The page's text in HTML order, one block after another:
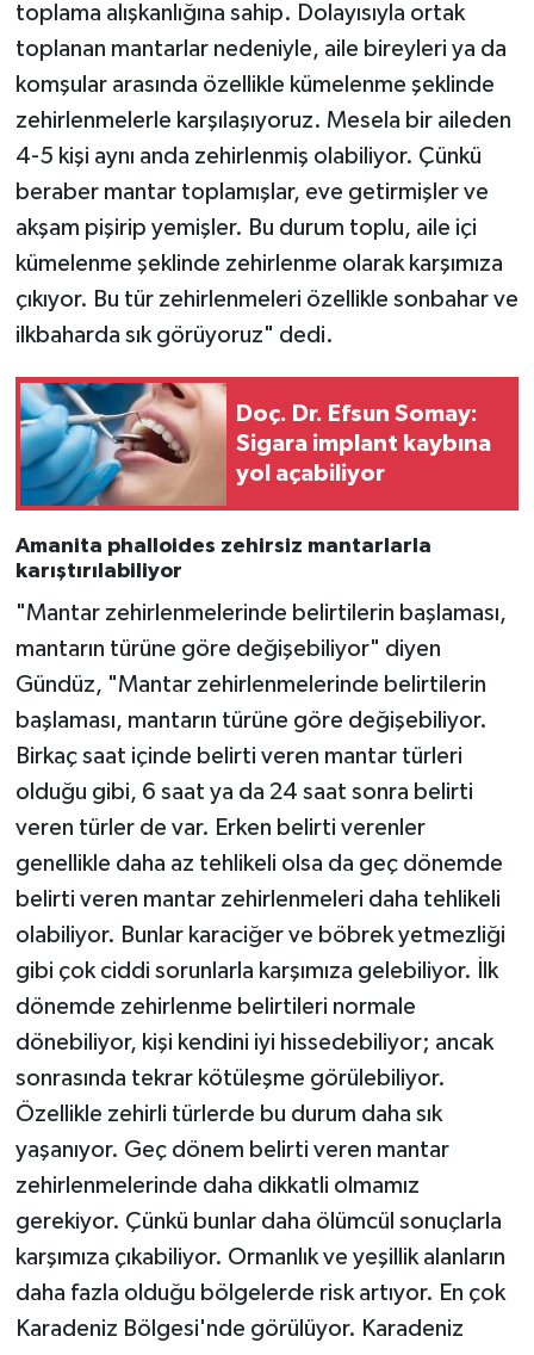
toplama alışkanlığına sahip. Dolayısıyla ortak
toplanan mantarlar nedeniyle, aile bireyleri ya da
komşular arasında özellikle kümelenme şeklinde
zehirlenmelerle karşılaşıyoruz. Mesela bir aileden
4-5 kişi aynı anda zehirlenmiş olabiliyor. Çünkü
beraber mantar toplamışlar, eve getirmişler ve
akşam pişirip yemişler. Bu durum toplu, aile içi
kümelenme şeklinde zehirlenme olarak karşımıza
çıkıyor. Bu tür zehirlenmeleri özellikle sonbahar ve
ilkbaharda sık görüyoruz" dedi.
Doç. Dr. Efsun Somay:
Sigara implant kaybına
yol açabiliyor
Amanita phalloides zehirsiz mantarlarla
karıştırılabiliyor
"Mantar zehirlenmelerinde belirtilerin başlaması,
mantarın türüne göre değişebiliyor" diyen
Gündüz, "Mantar zehirlenmelerinde belirtilerin
başlaması, mantarın türüne göre değişebiliyor.
Birkaç saat içinde belirti veren mantar türleri
olduğu gibi, 6 saat ya da 24 saat sonra belirti
veren türler de var. Erken belirti verenler
genellikle daha az tehlikeli olsa da geç dönemde
belirti veren mantar zehirlenmeleri daha tehlikeli
olabiliyor. Bunlar karaciğer ve böbrek yetmezliği
gibi çok ciddi sorunlarla karşımıza gelebiliyor. İlk
dönemde zehirlenme belirtileri normale
dönebiliyor, kişi kendini iyi hissedebiliyor; ancak
sonrasında tekrar kötüleşme görülebiliyor.
Özellikle zehirli türlerde bu durum daha sık
yaşanıyor. Geç dönem belirti veren mantar
zehirlenmelerinde daha dikkatli olmamız
gerekiyor. Çünkü bunlar daha ölümcül sonuçlarla
karşımıza çıkabiliyor. Ormanlık ve yeşillik alanların
daha fazla olduğu bölgelerde risk artıyor. En çok
Karadeniz Bölgesi'nde görülüyor. Karadeniz